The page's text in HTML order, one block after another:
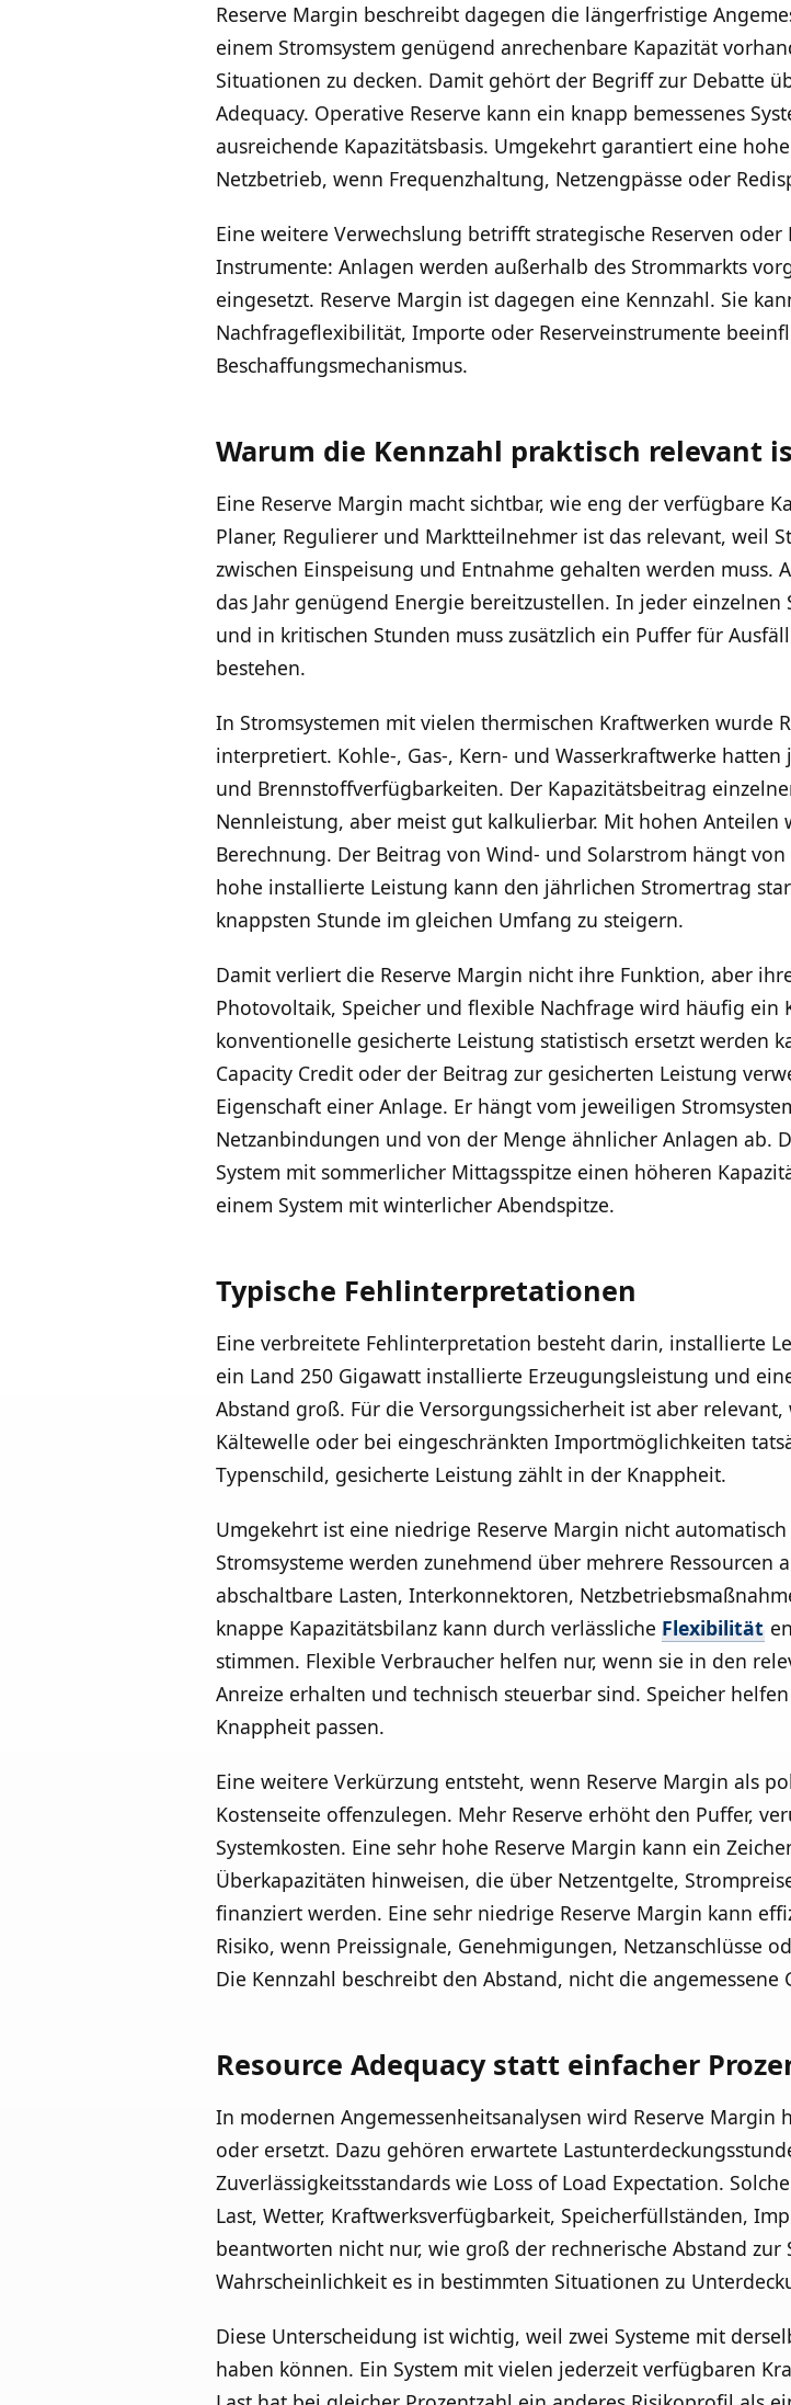
Reserve Margin beschreibt dagegen die längerfristige
einem Stromsystem genügend anrechenbare Kapazität
Situationen zu decken. Damit gehört der Begriff zur Debatte
Adequacy. Operative Reserve kann ein knapp bemessenes
ausreichende Kapazitätsbasis. Umgekehrt garantiert eine
Netzbetrieb, wenn Frequenzhaltung, Netzengpässe oder
Eine weitere Verwechslung betrifft strategische Reserven
Instrumente: Anlagen werden außerhalb des Strommarkts
eingesetzt. Reserve Margin ist dagegen eine Kennzahl. Sie
Nachfrageflexibilität, Importe oder Reserveinstrumente
Beschaffungsmechanismus.
Warum die Kennzahl praktisch relevant
Eine Reserve Margin macht sichtbar, wie eng der verfügbare
Planer, Regulierer und Marktteilnehmer ist das relevant, weil
zwischen Einspeisung und Entnahme gehalten werden muss.
das Jahr genügend Energie bereitzustellen. In jeder
und in kritischen Stunden muss zusätzlich ein Puffer für
bestehen.
In Stromsystemen mit vielen thermischen Kraftwerken wurde
interpretiert. Kohle-, Gas-, Kern- und Wasserkraftwerke
und Brennstoffverfügbarkeiten. Der Kapazitätsbeitrag
Nennleistung, aber meist gut kalkulierbar. Mit hohen
Berechnung. Der Beitrag von Wind- und Solarstrom hängt
hohe installierte Leistung kann den jährlichen Stromertrag
knappsten Stunde im gleichen Umfang zu steigern.
Damit verliert die Reserve Margin nicht ihre Funktion, aber
Photovoltaik, Speicher und flexible Nachfrage wird häufig ein
konventionelle gesicherte Leistung statistisch ersetzt werden
Capacity Credit oder der Beitrag zur gesicherten Leistung
Eigenschaft einer Anlage. Er hängt vom jeweiligen
Netzanbindungen und von der Menge ähnlicher Anlagen ab.
System mit sommerlicher Mittagsspitze einen höheren
einem System mit winterlicher Abendspitze.
Typische Fehlinterpretationen
Eine verbreitete Fehlinterpretation besteht darin, installierte
ein Land 250 Gigawatt installierte Erzeugungsleistung und
Abstand groß. Für die Versorgungssicherheit ist aber
Kältewelle oder bei eingeschränkten Importmöglichkeiten
Typenschild, gesicherte Leistung zählt in der Knappheit.
Umgekehrt ist eine niedrige Reserve Margin nicht
Stromsysteme werden zunehmend über mehrere Ressourcen
abschaltbare Lasten, Interkonnektoren,
knappe Kapazitätsbilanz kann durch verlässliche Flexibilität
stimmen. Flexible Verbraucher helfen nur, wenn sie in den
Anreize erhalten und technisch steuerbar sind. Speicher
Knappheit passen.
Eine weitere Verkürzung entsteht, wenn Reserve Margin als
Kostenseite offenzulegen. Mehr Reserve erhöht den Puffer,
Systemkosten. Eine sehr hohe Reserve Margin kann ein
Überkapazitäten hinweisen, die über Netzentgelte,
finanziert werden. Eine sehr niedrige Reserve Margin kann
Risiko, wenn Preissignale, Genehmigungen, Netzanschlüsse
Die Kennzahl beschreibt den Abstand, nicht die angemessene
Resource Adequacy statt einfacher
In modernen Angemessenheitsanalysen wird Reserve
oder ersetzt. Dazu gehören erwartete
Zuverlässigkeitsstandards wie Loss of Load Expectation.
Last, Wetter, Kraftwerksverfügbarkeit, Speicherfüllständen,
beantworten nicht nur, wie groß der rechnerische Abstand
Wahrscheinlichkeit es in bestimmten Situationen zu
Diese Unterscheidung ist wichtig, weil zwei Systeme mit
haben können. Ein System mit vielen jederzeit verfügbaren